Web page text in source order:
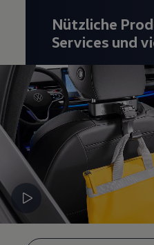
Lifestyle
Transport
Familie
Volkswagen R
Pannen- und
Volkswagen
Nützliche
Services und